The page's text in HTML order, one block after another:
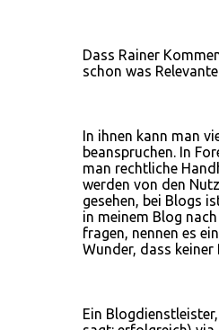
Dass Rainer
schon was
In ihnen kann man
beanspruchen. In
man rechtliche
werden von den
gesehen, bei Blogs
in meinem Blog
fragen, nennen es
Wunder, dass keiner
Ein